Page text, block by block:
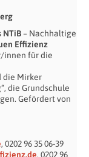
NTiB– Nachhaltige
Effizienz
innen für die
die Mirker
die Grundschule
Gefördert von
, 0202 96 35 06-39
, 0202 96